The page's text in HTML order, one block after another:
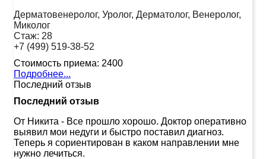
Дерматовенеролог, Уролог, Дерматолог, Венеролог,
Миколог
Стаж: 28
+7 (499) 519-38-52
Стоимость приема: 2400
Подробнее...
Последний отзыв
Последний отзыв
От Никита - Все прошло хорошо. Доктор оперативно
выявил мои недуги и быстро поставил диагноз.
Теперь я сориентирован в каком направлении мне
нужно лечиться.